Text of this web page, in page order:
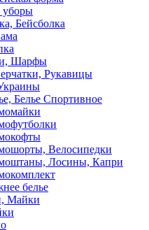
уборы
Бейсболка
Шарфы
Рукавицы
Белье Спортивное
Велосипедки
Лосины, Капри
белье
Майки